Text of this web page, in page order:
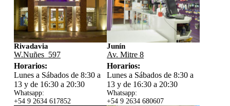
Rivadavia
W.Nuñes 597
Horarios:
Lunes a Sábados de 8:30 a
13 y de 16:30 a 20:30
Whatsapp:
+54 9 2634 617852
Junín
Av. Mitre 8
Horarios:
Lunes a Sábados de 8:30 a
13 y de 16:30 a 20:30
Whatsapp:
+54 9 2634 680607